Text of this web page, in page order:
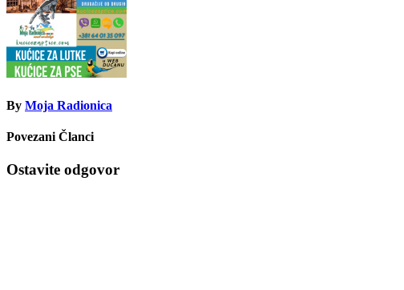
By Moja Radionica
Povezani Članci
Ostavite odgovor